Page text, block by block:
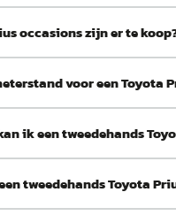
occasions zijn er te
voor een Toyota
ik een tweedehands
tweedehands Toyota